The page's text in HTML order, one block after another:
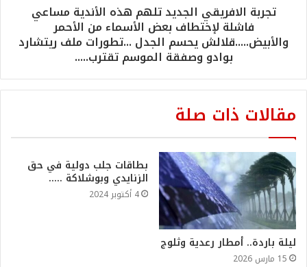
تجربة الافريقي الجديد تلهم هذه الأندية مساعي
فاشلة لإختطاف بعض الأسماء من الأحمر
والأبيض.....قلالش يحسم الجدل ...تطورات ملف ريتشارد
بوادو وصفقة الموسم تقترب.....
مقالات ذات صلة
ليلة باردة.. أمطار رعدية وثلوج
15 مارس 2026
بطاقات جلب دولية في حق
الزنايدي وبوشلاكة …..
4 أكتوبر 2024